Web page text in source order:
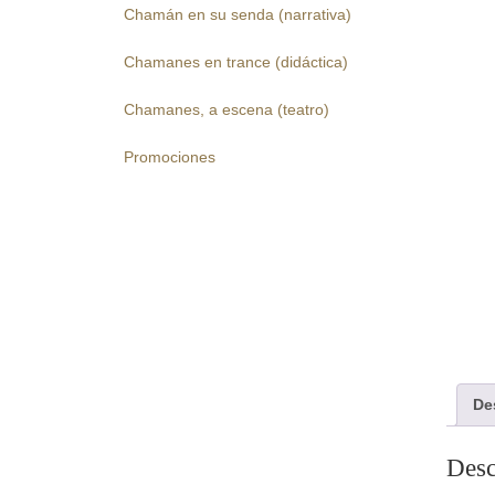
Chamán en su senda (narrativa)
Chamanes en trance (didáctica)
Chamanes, a escena (teatro)
Promociones